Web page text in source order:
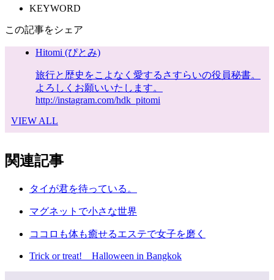
KEYWORD
この記事をシェア
Hitomi (ぴとみ)
旅行と歴史をこよなく愛するさすらいの役員秘書。
よろしくお願いいたします。
http://instagram.com/hdk_pitomi
VIEW ALL
関連記事
タイが君を待っている。
マグネットで小さな世界
ココロも体も癒せるエステで女子を磨く
Trick or treat! Halloween in Bangkok